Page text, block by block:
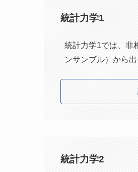
統計力学1
統計力学1では、非
ンサンブル）から
統計力学2